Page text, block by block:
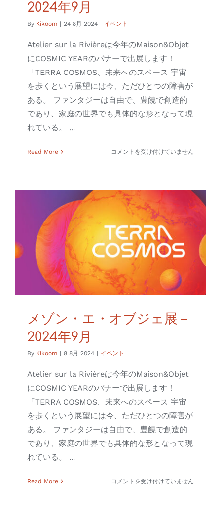
私のアカウント
日本語
2024年9月
By Kikoom | 24 8月 2024 | イベント
Atelier sur la Rivièreは今年のMaison&Objet
にCOSMIC YEARのバナーで出展します！
「TERRA COSMOS、未来へのスペース 宇宙
を歩くという展望には今、ただひとつの障害が
ある。 ファンタジーは自由で、豊饒で創造的
であり、家庭の世界でも具体的な形となって現
れている。 ...
Read More
メ
オ
ェ
展
–
2024
9
月
は
コメントを受け付けていません
メゾン・エ・オブジェ展 –
2024年9月
By Kikoom | 8 8月 2024 | イベント
Atelier sur la Rivièreは今年のMaison&Objet
にCOSMIC YEARのバナーで出展します！
「TERRA COSMOS、未来へのスペース 宇宙
を歩くという展望には今、ただひとつの障害が
ある。 ファンタジーは自由で、豊饒で創造的
であり、家庭の世界でも具体的な形となって現
れている。 ...
Read More
メ
コメントを受け付けていません